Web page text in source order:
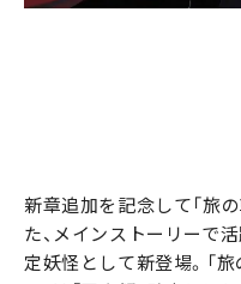
新章追加を記念して「旅
た、メインストーリーで活
定妖怪として新登場。「